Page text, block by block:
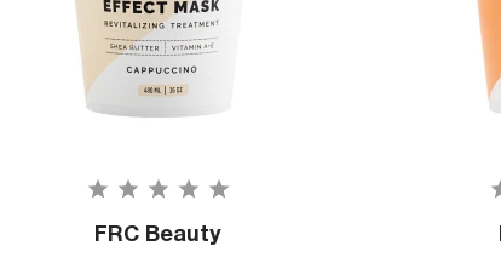
FRC Beauty